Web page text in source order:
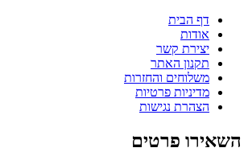
דף הבית
אודות
יצירת קשר
תקנון האתר
משלוחים והחזרות
מדיניות פרטיות
הצהרת נגישות
השאירו פרטים